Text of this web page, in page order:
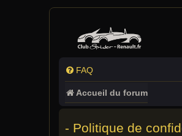
FAQ
Accueil du forum
- Politique de